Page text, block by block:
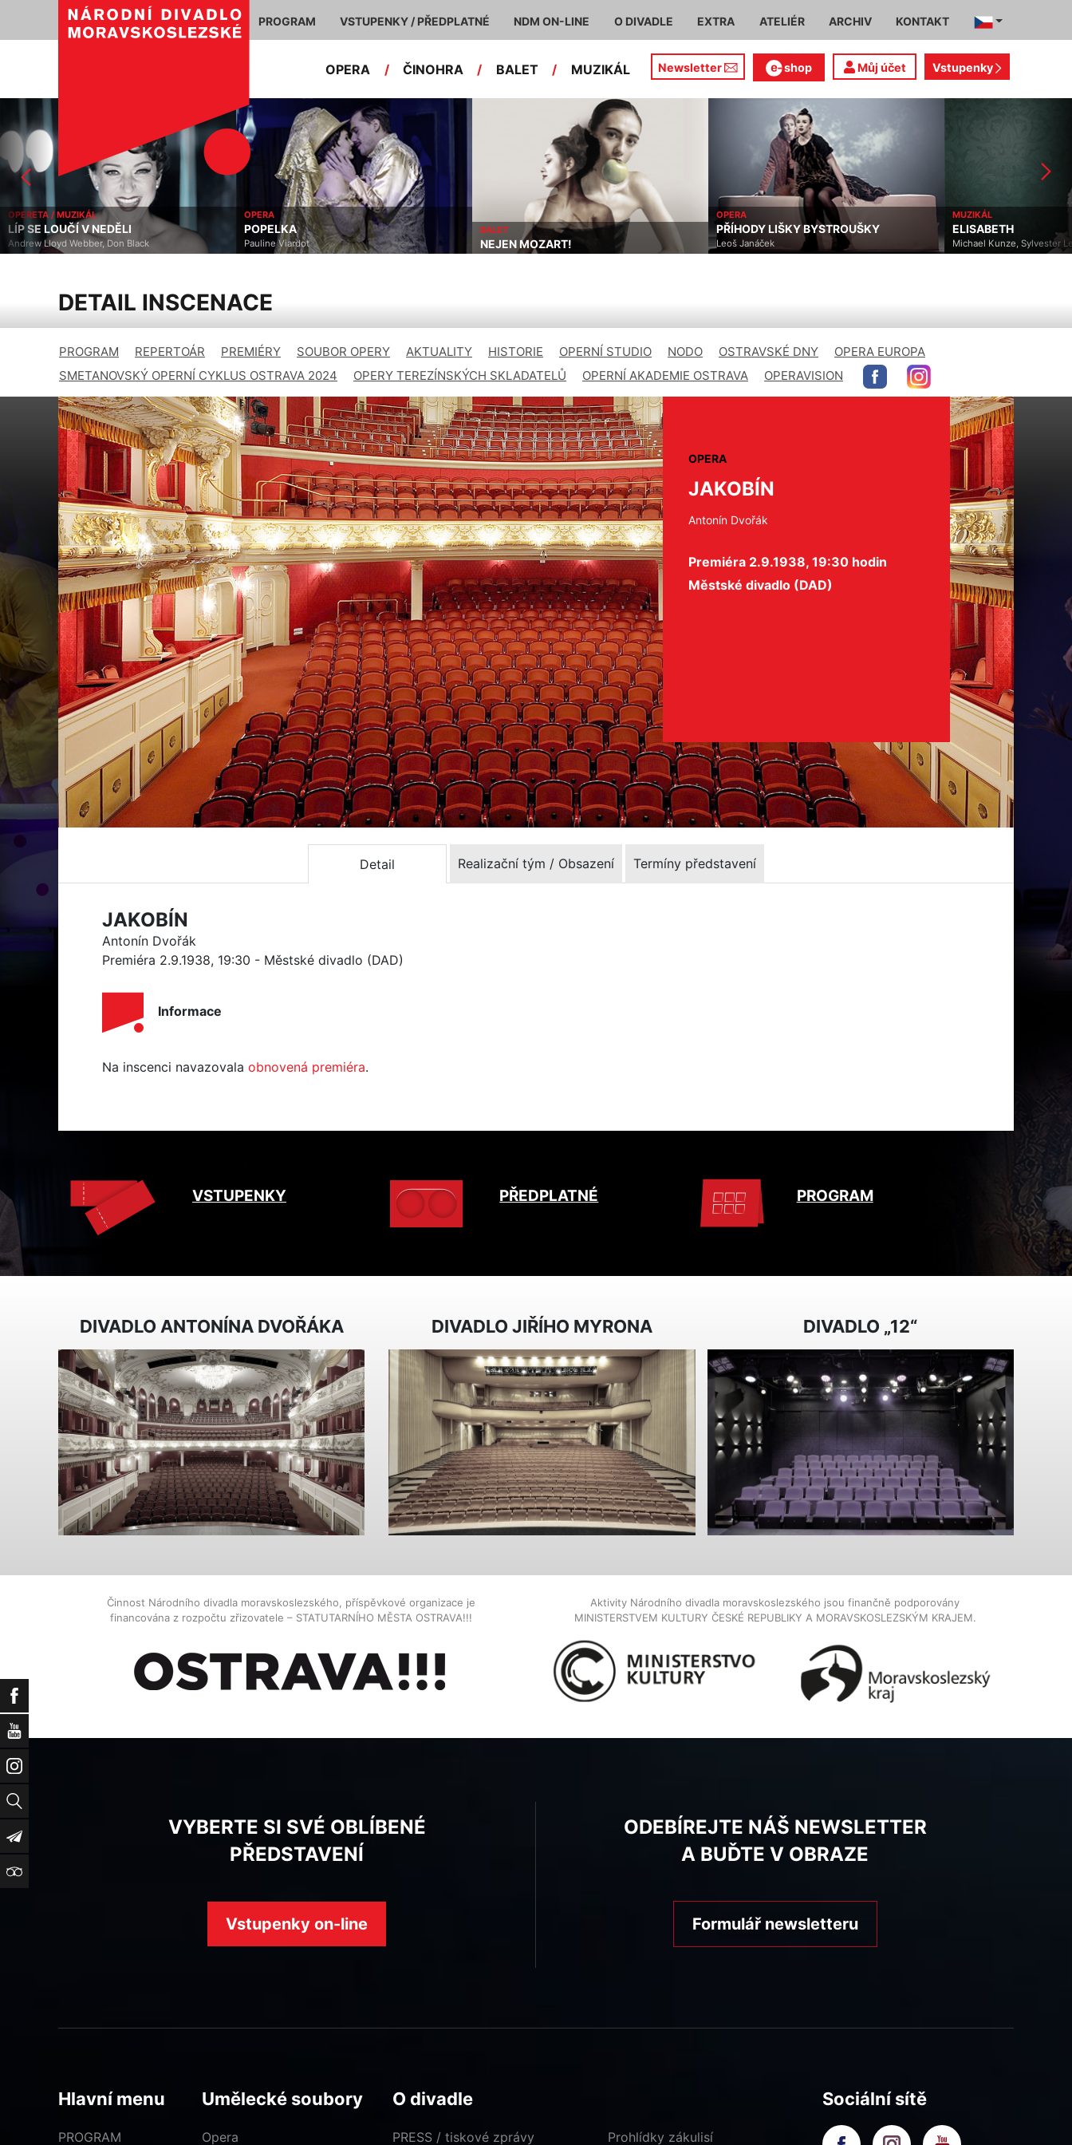
Facebook
YouTube
Instagram
Vyhledat
Newsletter
TripAdvisor
PROGRAM VSTUPENKY / PŘEDPLATNÉ NDM ON-LINE O DIVADLE EXTRA ATELIÉR ARCHIV KONTAKT
OPERA / ČINOHRA / BALET / MUZIKÁL Newsletter shop Můj účet Vstupenky
OPERETA / MUZIKÁL
LÍP SE LOUČÍ V NEDĚLI
Andrew Lloyd Webber, Don Black
OPERA
POPELKA
Pauline Viardot
BALET
NEJEN MOZART!
OPERA
PŘÍHODY LIŠKY BYSTROUŠKY
Leoš Janáček
MUZIKÁL
ELISABETH
Michael Kunze, Sylvester
DETAIL INSCENACE
PROGRAM REPERTOÁR PREMIÉRY SOUBOR OPERY AKTUALITY HISTORIE OPERNÍ STUDIO NODO OSTRAVSKÉ DNY
OPERA EUROPA
SMETANOVSKÝ OPERNÍ CYKLUS OSTRAVA 2024
OPERY TEREZÍNSKÝCH SKLADATELŮ OPERNÍ AKADEMIE OSTRAVA OPERAVISION
OPERA
JAKOBÍN
Antonín Dvořák
Premiéra 2.9.1938, 19:30 hodin
Městské divadlo (DAD)
Detail Realizační tým / Obsazení Termíny představení
JAKOBÍN
Antonín Dvořák
Premiéra 2.9.1938, 19:30 - Městské divadlo (DAD)
Informace
Na inscenci navazovala obnovená premiéra.
VSTUPENKY PŘEDPLATNÉ PROGRAM
DIVADLO ANTONÍNA DVOŘÁKA DIVADLO JIŘÍHO MYRONA DIVADLO „12“
Činnost Národního divadla moravskoslezského, příspěvkové organizace je
financována z rozpočtu zřizovatele – STATUTARNÍHO MĚSTA OSTRAVA!!!
Aktivity Národního divadla moravskoslezského jsou finančně podporovány
MINISTERSTVEM KULTURY ČESKÉ REPUBLIKY A MORAVSKOSLEZSKÝM KRAJEM.
VYBERTE SI SVÉ OBLÍBENÉ
PŘEDSTAVENÍ
Vstupenky on-line
ODEBÍREJTE NÁŠ NEWSLETTER
A BUĎTE V OBRAZE
Formulář newsletteru
Hlavní menu
PROGRAM
Umělecké soubory
Opera
O divadle
PRESS / tiskové zprávy Prohlídky zákulisí
Sociální sítě